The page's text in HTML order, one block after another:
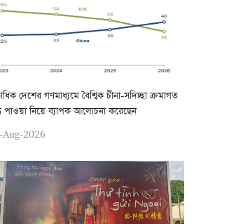
দেশের গণমাধ্যমে বৈশ্বিক চীনা-সদিচ্ছা ক্রমাগত
পাওয়া নিয়ে ব্যাপক আলোচনা করেছেন
Aug-2026